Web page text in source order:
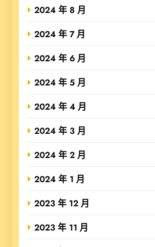
2024 年 8 月
2024 年 7 月
2024 年 6 月
2024 年 5 月
2024 年 4 月
2024 年 3 月
2024 年 2 月
2024 年 1 月
2023 年 12 月
2023 年 11 月